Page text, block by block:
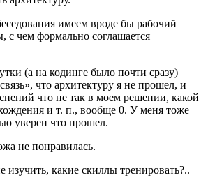
имеем вроде бы рабочий
с чем формально соглашается
(а на кодинге было почти сразу)
что архитектуру я не прошел, и
что не так в моем решении, какой
и т. п., вообще 0. У меня тоже
уверен что прошел.
не понравилась.
изучить, какие скиллы тренировать?..